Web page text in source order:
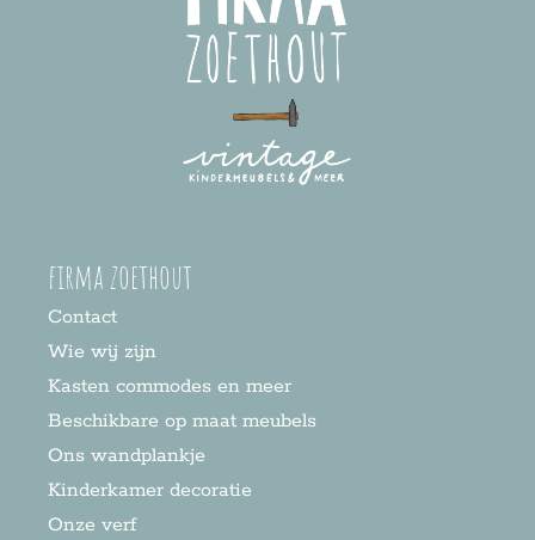
firma zoethout
Contact
Wie wij zijn
Kasten commodes en meer
Beschikbare op maat meubels
Ons wandplankje
Kinderkamer decoratie
Onze verf